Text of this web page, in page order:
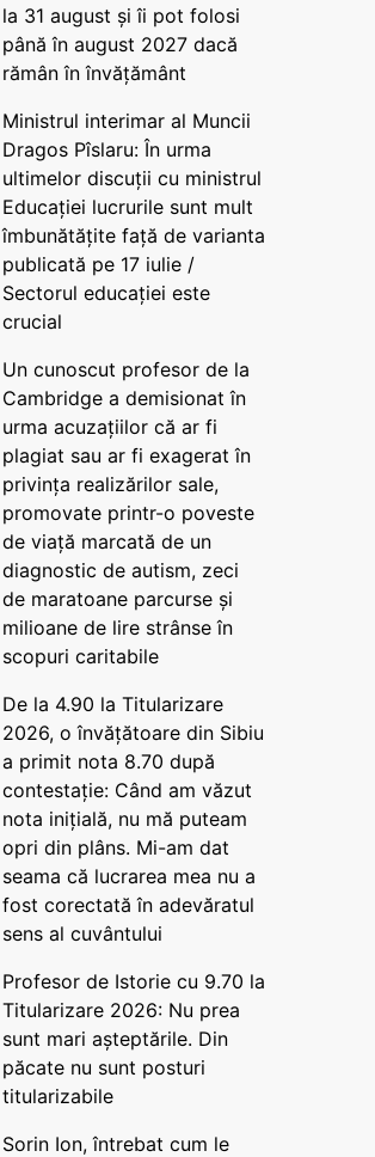
la 31 august și îi pot folosi
până în august 2027 dacă
rămân în învățământ
Ministrul interimar al Muncii
Dragos Pîslaru: În urma
ultimelor discuții cu ministrul
Educației lucrurile sunt mult
îmbunătățite față de varianta
publicată pe 17 iulie /
Sectorul educației este
crucial
Un cunoscut profesor de la
Cambridge a demisionat în
urma acuzațiilor că ar fi
plagiat sau ar fi exagerat în
privința realizărilor sale,
promovate printr-o poveste
de viață marcată de un
diagnostic de autism, zeci
de maratoane parcurse și
milioane de lire strânse în
scopuri caritabile
De la 4.90 la Titularizare
2026, o învățătoare din Sibiu
a primit nota 8.70 după
contestație: Când am văzut
nota inițială, nu mă puteam
opri din plâns. Mi-am dat
seama că lucrarea mea nu a
fost corectată în adevăratul
sens al cuvântului
Profesor de Istorie cu 9.70 la
Titularizare 2026: Nu prea
sunt mari așteptările. Din
păcate nu sunt posturi
titularizabile
Sorin Ion, întrebat cum le